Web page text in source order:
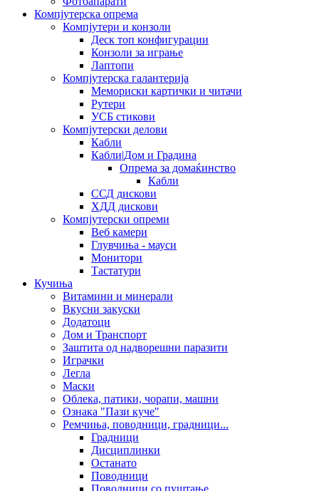
Компјутерска опрема
Компјутери и конзоли
Деск топ конфигурации
Конзоли за играње
Лаптопи
Компјутерска галантерија
Мемориски картички и читачи
Рутери
УСБ стикови
Компјутерски делови
Кабли
Кабли|Дом и Градина
Опрема за домаќинство
Кабли
ССД дискови
ХДД дискови
Компјутерски опреми
Веб камери
Глувчиња - мауси
Монитори
Тастатури
Кучиња
Витамини и минерали
Вкусни закуски
Додатоци
Дом и Транспорт
Заштита од надворешни паразити
Играчки
Легла
Маски
Облека, патики, чорапи, машни
Ознака "Пази куче"
Ремчиња, поводници, градници...
Градници
Дисциплинки
Останато
Поводници
Поводници со пуштање